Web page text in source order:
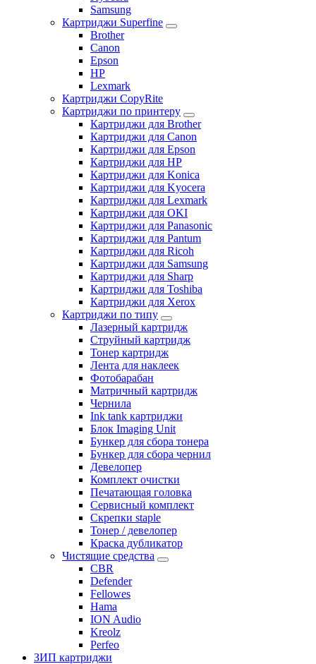
Samsung
Картриджи Superfine
Brother
Canon
Epson
HP
Lexmark
Картриджи CopyRite
Картриджи по принтеру
Картриджи для Brother
Картриджи для Canon
Картриджи для Epson
Картриджи для HP
Картриджи для Konica
Картриджи для Kyocera
Картриджи для Lexmark
Картриджи для OKI
Картриджи для Panasonic
Картриджи для Pantum
Картриджи для Ricoh
Картриджи для Samsung
Картриджи для Sharp
Картриджи для Toshiba
Картриджи для Xerox
Картриджи по типу
Лазерный картридж
Струйный картридж
Тонер картридж
Лента для наклеек
Фотобарабан
Матричный картридж
Чернила
Ink tank картриджи
Блок Imaging Unit
Бункер для сбора тонера
Бункер для сбора чернил
Девелопер
Комплект очистки
Печатающая головка
Сервисный комплект
Скрепки staple
Тонер / девелопер
Краска дубликатор
Чистящие средства
CBR
Defender
Fellowes
Hama
ION Audio
Kreolz
Perfeo
ЗИП картриджи